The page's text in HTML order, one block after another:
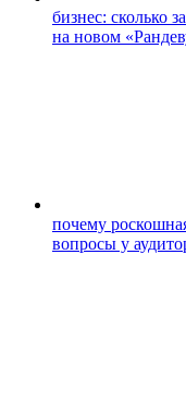
бизнес: сколько
на новом
почему
вопросы у